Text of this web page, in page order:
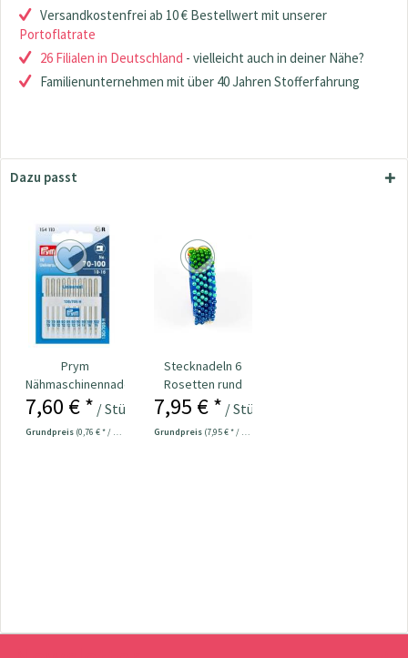
Versandkostenfrei ab 10 € Bestellwert mit unserer
Portoflatrate
26 Filialen in Deutschland - vielleicht auch in deiner Nähe?
Familienunternehmen mit über 40 Jahren Stofferfahrung
Dazu passt
Prym
Nähmaschinennadeln
130/705
Universal...
7,60 € * / Stück
Grundpreis (0,76 € * / 1 Stück)
Stecknadeln 6
Rosetten rund
Kopf bunt
Nr.109534
7,95 € * / Stück
Grundpreis (7,95 € * / 1 Stück)